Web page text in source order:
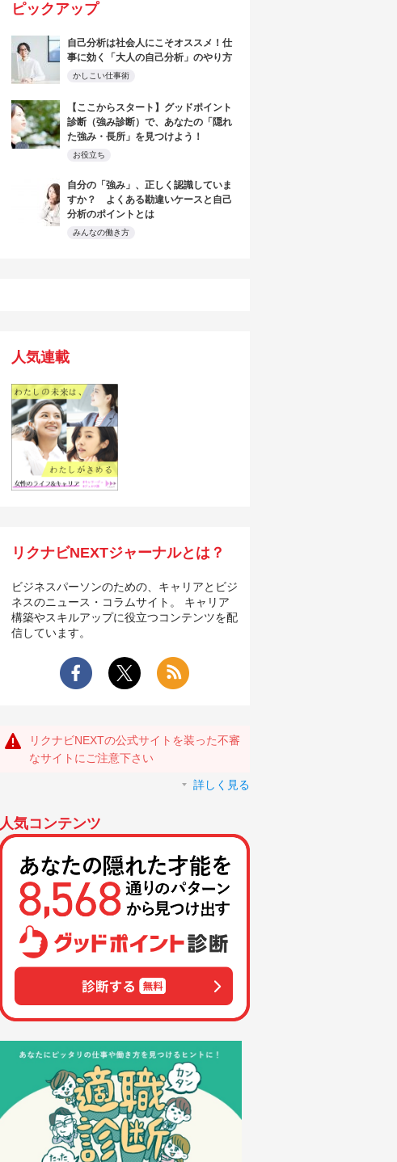
ピックアップ
自己分析は社会人にこそオススメ！仕
事に効く「大人の自己分析」のやり方
かしこい仕事術
【ここからスタート】グッドポイント
診断（強み診断）で、あなたの「隠れ
た強み・長所」を見つけよう！
お役立ち
自分の「強み」、正しく認識していま
すか？ よくある勘違いケースと自己
分析のポイントとは
みんなの働き方
人気連載
リクナビNEXTジャーナルとは？
ビジネスパーソンのための、キャリアとビジ
ネスのニュース・コラムサイト。 キャリア
構築やスキルアップに役立つコンテンツを配
信しています。
リクナビNEXTの公式サイトを装った不審
なサイトにご注意下さい
詳しく見る
人気コンテンツ